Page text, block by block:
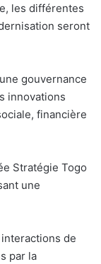
les différentes
seront
gouvernance
innovations
financière
Stratégie Togo
une
de
par la